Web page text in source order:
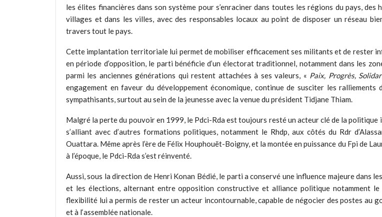
les élites financières dans son système pour s’enraciner dans toutes les régions du pays, des
villages et dans les villes, avec des responsables locaux au point de disposer un réseau
travers tout le pays.
Cette implantation territoriale lui permet de mobiliser efficacement ses militants et de rester
en période d’opposition, le parti bénéficie d’un électorat traditionnel, notamment dans les
parmi les anciennes générations qui restent attachées à ses valeurs, « Paix, Progrès,
engagement en faveur du développement économique, continue de susciter les ralliements
sympathisants, surtout au sein de la jeunesse avec la venue du président Tidjane Thiam.
Malgré la perte du pouvoir en 1999, le Pdci-Rda est toujours resté un acteur clé de la politique
s’alliant avec d’autres formations politiques, notamment le Rhdp, aux côtés du Rdr
Ouattara. Même après l’ère de Félix Houphouët-Boigny, et la montée en puissance du Fpi de
à l’époque, le Pdci-Rda s’est réinventé.
Aussi, sous la direction de Henri Konan Bédié, le parti a conservé une influence majeure dans
et les élections, alternant entre opposition constructive et alliance politique notamment le
flexibilité lui a permis de rester un acteur incontournable, capable de négocier des postes au
et à l‘assemblée nationale.